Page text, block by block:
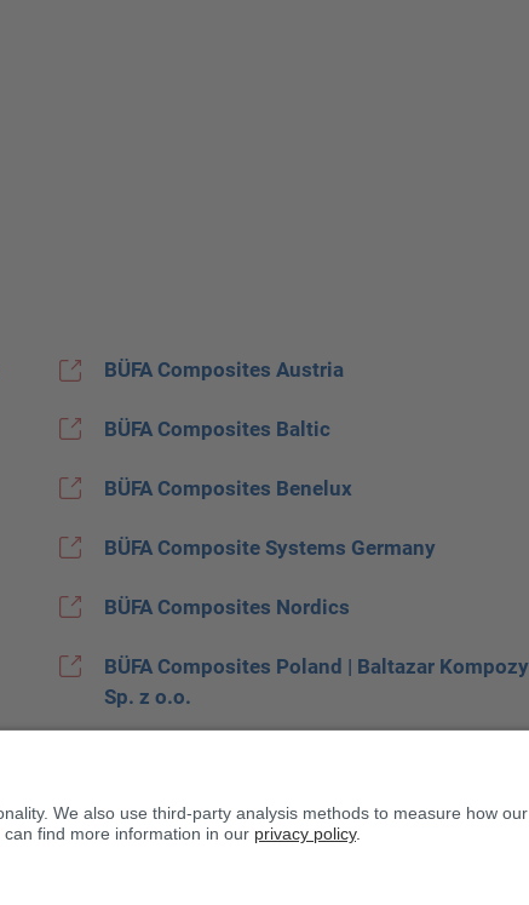
BÜFA Composites Austria
BÜFA Composites Baltic
BÜFA Composites Benelux
BÜFA Composite Systems Germany
BÜFA Composites Nordics
BÜFA Composites Poland | Baltazar
Sp. z o.o.
BUFA Composites United Kingdom